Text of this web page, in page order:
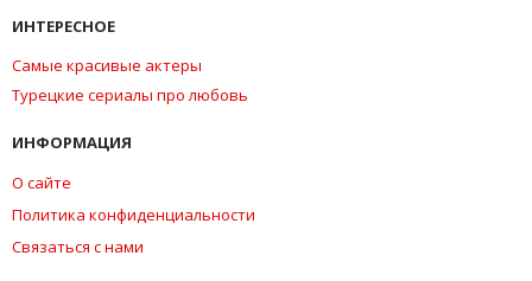
ИНТЕРЕСНОЕ
Самые красивые актеры
Турецкие сериалы про любовь
ИНФОРМАЦИЯ
О сайте
Политика конфиденциальности
Связаться с нами